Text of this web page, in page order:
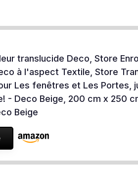
translucide Deco, Store
à l'aspect Textile, Store
Les fenêtres et Les Portes,
- Deco Beige, 200 cm x 250
Beige